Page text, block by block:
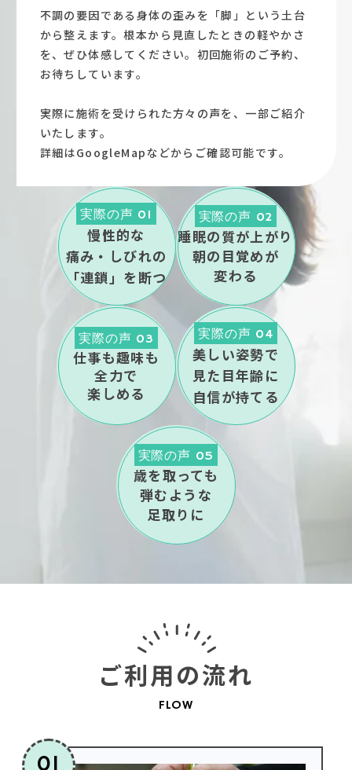
不調の要因である身体の歪みを「脚」という土台
から整えます。根本から見直したときの軽やかさ
を、ぜひ体感してください。初回施術のご予約、
お待ちしています。
実際に施術を受けられた方々の声を、一部ご紹介
いたします。
詳細はGoogleMapなどからご確認可能です。
実際の声 01
慢性的な
痛み・しびれの
「連鎖」を断つ
実際の声 02
睡眠の質が上がり
朝の目覚めが
変わる
実際の声 03
仕事も趣味も
全力で
楽しめる
実際の声 04
美しい姿勢で
見た目年齢に
自信が持てる
実際の声 05
歳を取っても
弾むような
足取りに
ご利用の流れ
FLOW